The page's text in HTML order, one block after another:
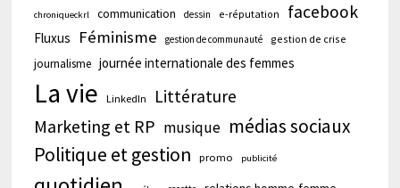
chroniqueckrl communication dessin e-réputation facebook
Fluxus Féminisme gestion de communauté gestion de crise
journalisme journée internationale des femmes
La vie LinkedIn Littérature
Marketing et RP musique médias sociaux
Politique et gestion
promo publicité